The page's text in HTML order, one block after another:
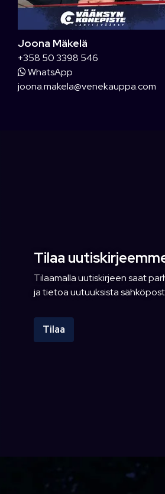
Joona Mäkelä
+358 50 3398 546
WhatsApp
joona.makela@venekauppa.com
Tilaa
Tilaamalla uutiskirjeen saat
ja tietoa uutuuksista
Tilaa